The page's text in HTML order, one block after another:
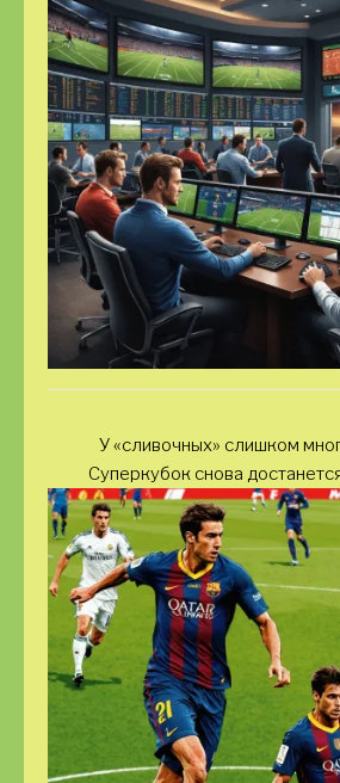
У «сливочных» слишком
Суперкубок снова